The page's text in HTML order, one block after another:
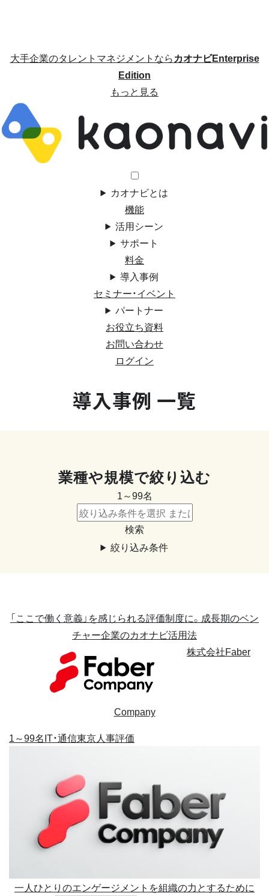
大手企業のタレントマネジメントならカオナビEnterprise
Edition
もっと見る
カオナビとは
機能
活用シーン
サポート
料金
導入事例
セミナー・イベント
パートナー
お役立ち資料
お問い合わせ
ログイン
導入事例 一覧
業種や規模で絞り込む
1～99名
検索
絞り込み条件
「ここで働く意義」を感じられる評価制度に。成長期のベン
チャー企業のカオナビ活用法
株式会社Faber
Company
1～99名IT・通信東京人事評価
一人ひとりのエンゲージメントを組織の力とするために